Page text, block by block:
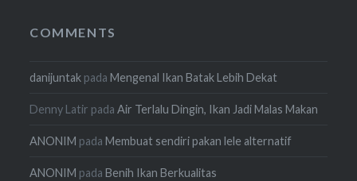
COMMENTS
danijuntak padaMengenal Ikan Batak Lebih Dekat
Denny Latir padaAir Terlalu Dingin, Ikan Jadi Malas Makan
ANONIM padaMembuat sendiri pakan lele alternatif
ANONIM padaBenih Ikan Berkualitas